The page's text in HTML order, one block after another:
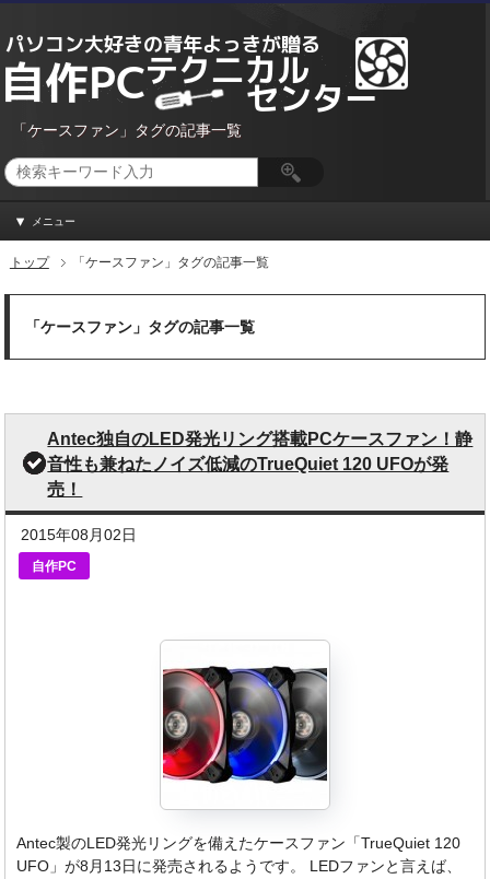
「ケースファン」タグの記事一覧
メニュー
トップ 「ケースファン」タグの記事一覧
「ケースファン」タグの記事一覧
Antec独自のLED発光リング搭載PCケースファン！静
音性も兼ねたノイズ低減のTrueQuiet 120 UFOが発
売！
2015年08月02日
自作PC
Antec製のLED発光リングを備えたケースファン「TrueQuiet 120
UFO」が8月13日に発売されるようです。 LEDファンと言えば、